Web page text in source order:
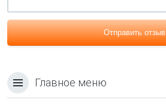
Отправить отзыв
Главное меню